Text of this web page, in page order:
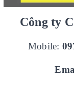
Công ty
Mobile: